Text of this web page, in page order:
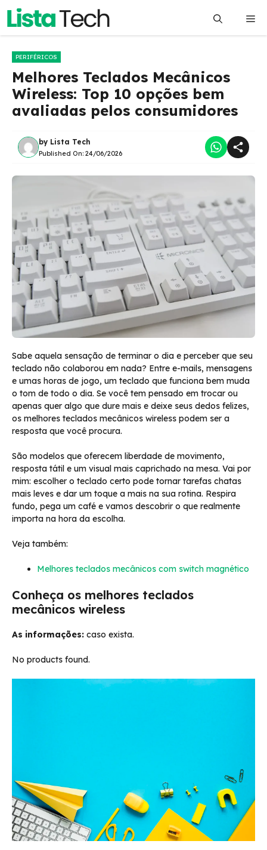
Pular
o
PERIFÉRICOS
Melhores Teclados Mecânicos
Wireless: Top 10 opções bem
avaliadas pelos consumidores
by Lista Tech
Published On: 24/06/2026
Sabe aquela sensação de terminar o dia e perceber que seu
teclado não colaborou em nada? Entre e-mails, mensagens
e umas horas de jogo, um teclado que funciona bem muda
o tom de todo o dia. Se você tem pensado em trocar ou
apenas quer algo que dure mais e deixe seus dedos felizes,
os melhores teclados mecânicos wireless podem ser a
resposta que você procura.
São modelos que oferecem liberdade de movimento,
resposta tátil e um visual mais caprichado na mesa. Vai por
mim: escolher o teclado certo pode tornar tarefas chatas
mais leves e dar um toque a mais na sua rotina. Respira
fundo, pega um café e vamos descobrir o que realmente
importa na hora da escolha.
Veja também:
Melhores teclados mecânicos com switch magnético
Conheça os melhores teclados
mecânicos wireless
As informações: caso exista.
No products found.